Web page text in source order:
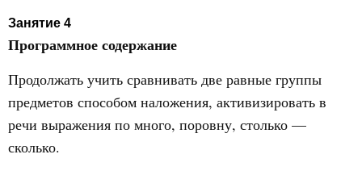
Занятие 4
Программное содержание
Продолжать учить сравнивать две равные группы
предметов способом наложения, активизировать в
речи выражения по много, поровну, столько —
сколько.